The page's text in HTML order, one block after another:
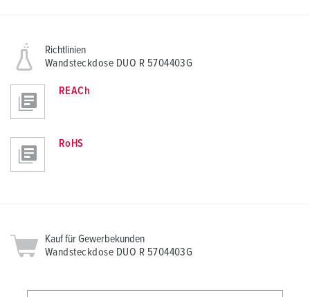
Richtlinien
Wandsteckdose DUO R 5704403G
REACh
RoHS
Kauf für Gewerbekunden
Wandsteckdose DUO R 5704403G